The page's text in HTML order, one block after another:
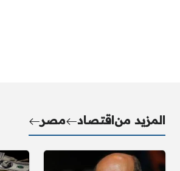
المزيد مناقتصاد مصر